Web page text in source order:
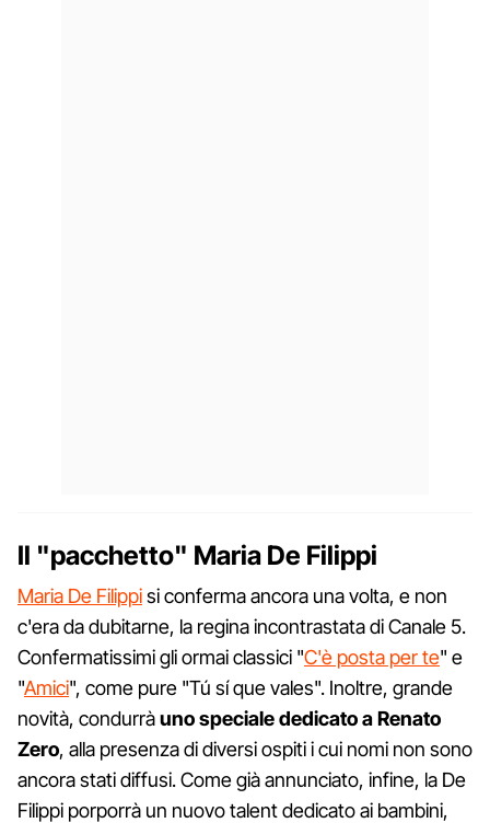
Il "pacchetto" Maria De Filippi
Maria De Filippisi conferma ancora una volta, e non
c'era da dubitarne, la regina incontrastata di Canale 5.
Confermatissimi gli ormai classici "C'è posta per te" e
"Amici", come pure "Tú sí que vales". Inoltre, grande
novità, condurràuno speciale dedicato a Renato
Zero, alla presenza di diversi ospiti i cui nomi non sono
ancora stati diffusi. Come già annunciato, infine, la De
Filippi porporrà un nuovo talent dedicato ai bambini,